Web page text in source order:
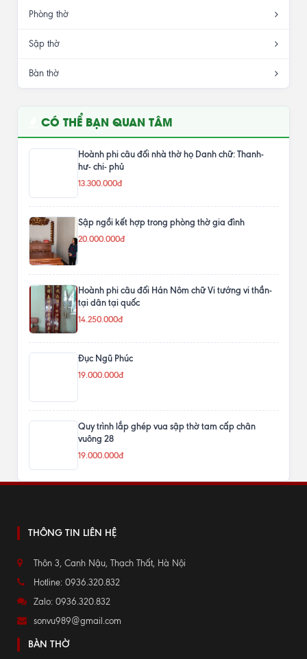
Phòng thờ
Sập thờ
Bàn thờ
CÓ THỂ BẠN QUAN TÂM
Hoành phi câu đối nhà thờ họ Danh chữ: Thanh-
hư- chi- phủ
13.300.000đ
Sập ngồi kết hợp trong phòng thờ gia đình
20.000.000đ
Hoành phi câu đối Hán Nôm chữ Vi tướng vi thần-
tại dân tại quốc
14.250.000đ
Đục Ngũ Phúc
19.000.000đ
Quy trình lắp ghép vua sập thờ tam cấp chân
vuông 28
19.000.000đ
THÔNG TIN LIÊN HỆ
Thôn 3, Canh Nậu, Thạch Thất, Hà Nội
Hotline: 0936.320.832
Zalo: 0936.320.832
sonvu989@gmail.com
BÀN THỜ